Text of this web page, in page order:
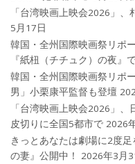
「台湾映画上映会2026」
5月17日
韓国・全州国際映画祭リポ
『紙杻（チチュク）の夜』
韓国・全州国際映画祭リポ
男」小栗康平監督も登壇
「台湾映画上映会2026」
皮切りに全国5都市で 2026
きっとあなたは劇場に2度
の妻』公開中！
2026年3月